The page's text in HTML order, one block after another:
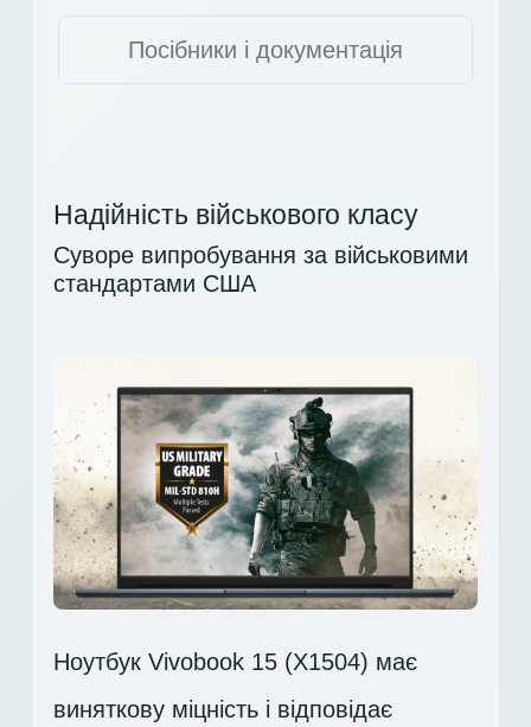
Посібники і документація
Надійність військового класу
Суворе випробування за військовими
стандартами США
Ноутбук Vivobook 15 (X1504) має
виняткову міцність і відповідає